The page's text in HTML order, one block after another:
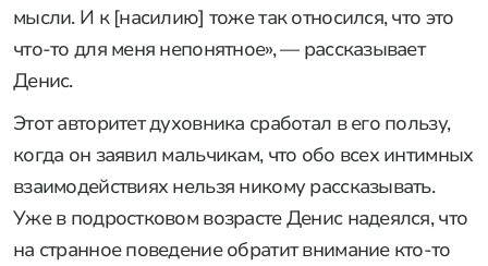
мысли. И к [насилию] тоже так относился, что это
что-то для меня непонятное», — рассказывает
Денис.
Этот авторитет духовника сработал в его пользу,
когда он заявил мальчикам, что обо всех интимных
взаимодействиях нельзя никому рассказывать.
Уже в подростковом возрасте Денис надеялся, что
на странное поведение обратит внимание кто-то